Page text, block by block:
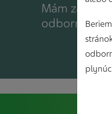
Mám záujem
odborného